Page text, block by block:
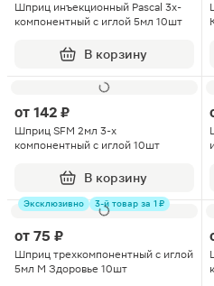
Шприц инъекционный Pascal 3х-
компонентный с иглой 5мл 10шт
В корзину
от 142 ₽
Шприц SFM 2мл 3-х
компонентный с иглой 10шт
В корзину
Эксклюзивно 3-й товар за 1 ₽
от 75 ₽
Шприц трехкомпонентный с иглой
5мл М Здоровье 10шт